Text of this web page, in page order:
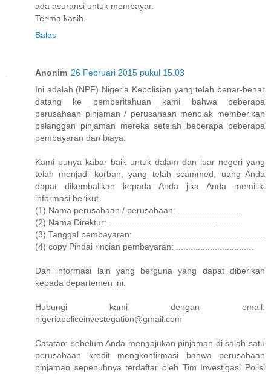
ada asuransi untuk membayar.
Terima kasih.
Balas
Anonim 26 Februari 2015 pukul 15.03
Ini adalah (NPF) Nigeria Kepolisian yang telah benar-benar
datang ke pemberitahuan kami bahwa beberapa
perusahaan pinjaman / perusahaan menolak memberikan
pelanggan pinjaman mereka setelah beberapa beberapa
pembayaran dan biaya.
Kami punya kabar baik untuk dalam dan luar negeri yang
telah menjadi korban, yang telah scammed, uang Anda
dapat dikembalikan kepada Anda jika Anda memiliki
informasi berikut.
(1) Nama perusahaan / perusahaan: ..........................
(2) Nama Direktur: ........................................... ...........
(3) Tanggal pembayaran: ........................................... ..........
(4) copy Pindai rincian pembayaran: ................................
Dan informasi lain yang berguna yang dapat diberikan
kepada departemen ini.
Hubungi kami dengan email:
nigeriapoliceinvestegation@gmail.com
Catatan: sebelum Anda mengajukan pinjaman di salah satu
perusahaan kredit mengkonfirmasi bahwa perusahaan
pinjaman sepenuhnya terdaftar oleh Tim Investigasi Polisi